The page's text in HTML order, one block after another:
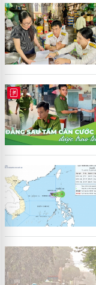
E-MAGAZINE